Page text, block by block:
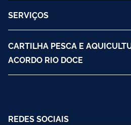
SERVIÇOS
CARTILHA PESCA E
ACORDO RIO DOCE
REDES SOCIAIS